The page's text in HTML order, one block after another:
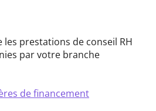
prestations de conseil RH
par votre branche
de financement